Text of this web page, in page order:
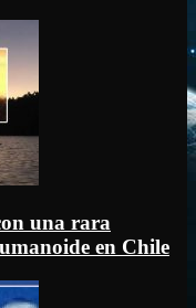
una rara
en Chile